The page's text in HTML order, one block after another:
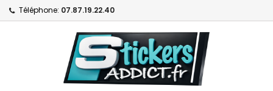
Téléphone: 07.87.19.22.40